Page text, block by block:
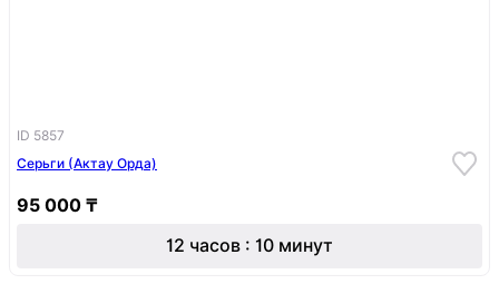
ID 5857
Серьги (Актау Орда)
95 000 ₸
12 часов : 10 минут